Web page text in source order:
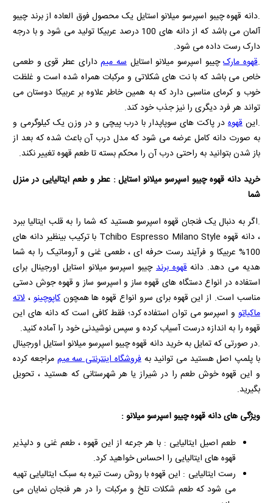
.دانه قهوه چیبو اسپرسو میلانو استایل یک محصول فوق العاده از برند چیبو
آلمان می باشد که از دانه های 100 درصد عربیکا تولید می شود و با درجه
دارک رست داده می شود.
.قهوه مارکچیبو اسپرسو میلانو استایل سه میمدارای عطر قوی و طعمی
خاص می باشد که با نت های شکلاتی و مرکبات همراه شده است و غلظت
خوب و کرمای مناسبی دارد که به همین خاطر علاوه بر عربیکا دوستان می
تواند هر فرد دیگری را نیز جذب خود کند.
.اینقهوه در پاکت های سوپاپدار با درب پیچی و در وزن یک کیلوگرمی و
به صورت دانه کامل عرضه می شود که مدل درب آن باعث شده که بعد از
باز شدن بتوانید به راحتی درب آن را محکم بسته تا طعم قهوه تغییر نکند.
خرید دانه قهوه چیبو اسپرسو میلانو استایل : عطر و طعم ایتالیایی در منزل
شما
.اگر به دنبال یک فنجان قهوه اسپرسو هستید که شما را به قلب ایتالیا ببرد
، دانه قهوه Tchibo Espresso Milano Style با ترکیب بینظیر دانه‌ های
100% عربیکا و فرآیند رست حرفه ای ، طعمی غنی و آروماتیک را به شما
هدیه می‌ دهد. دانهقهوه برندچیبو اسپرسو میلانو استایل اورجینال برای
استفاده در انواع دستگاه های قهوه ساز و اسپرسو ساز و قهوه جوش دستی
مناسب است. از این قهوه برای سرو انواع قهوه ها همچونکاپوچینو،لاته
ماکیاتوو اسپرسو می توان استفاده کرد؛ فقط کافی است که دانه های این
قهوه را به اندازه درست آسیاب کرده و سپس نوشیدنی خود را آماده کنید.
.در صورتی که تمایل به خرید دانه قهوه چیبو اسپرسو میلانو استایل اورجینال
با پلمپ اصل هستید می توانید بهفروشگاه اینترنتی سه میم مراجعه کرده
و این قهوه خوش طعم را در شیراز یا هر شهرستانی که هستید ، تحویل
بگیرید.
ویژگی های دانه قهوه چیبو اسپرسو میلانو :
طعم اصیل ایتالیایی : با هر جرعه از این قهوه ، طعم غنی و دلپذیر
قهوه‌ های ایتالیایی را احساس خواهید کرد.
رست ایتالیایی : این قهوه با روش رست تیره به سبک ایتالیایی تهیه
می شود که طعم شکلات تلخ و مرکبات را در هر فنجان نمایان می‌